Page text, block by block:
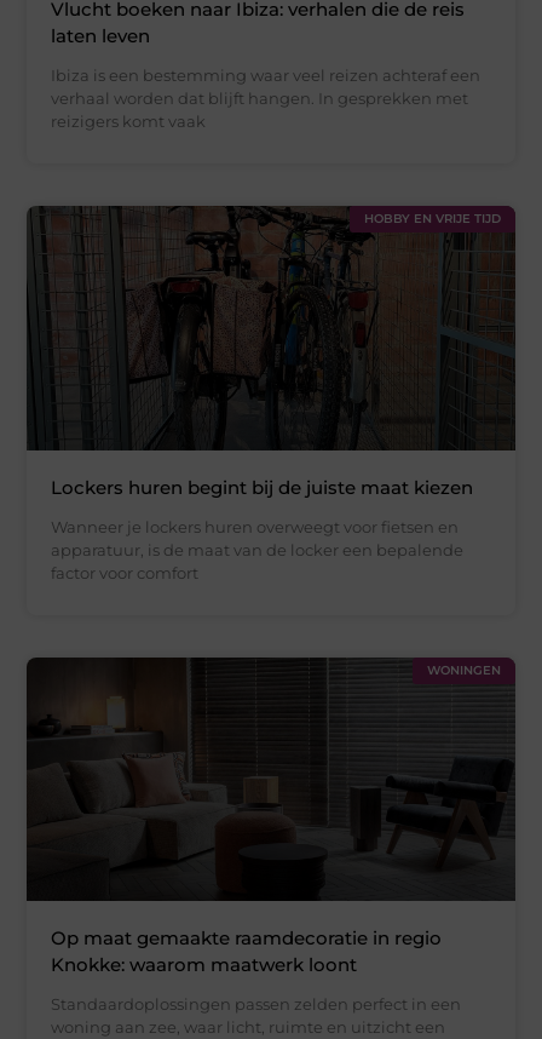
Vlucht boeken naar Ibiza: verhalen die de reis
laten leven
Ibiza is een bestemming waar veel reizen achteraf een
verhaal worden dat blijft hangen. In gesprekken met
reizigers komt vaak
HOBBY EN VRIJE TIJD
Lockers huren begint bij de juiste maat kiezen
Wanneer je lockers huren overweegt voor fietsen en
apparatuur, is de maat van de locker een bepalende
factor voor comfort
WONINGEN
Op maat gemaakte raamdecoratie in regio
Knokke: waarom maatwerk loont
Standaardoplossingen passen zelden perfect in een
woning aan zee, waar licht, ruimte en uitzicht een